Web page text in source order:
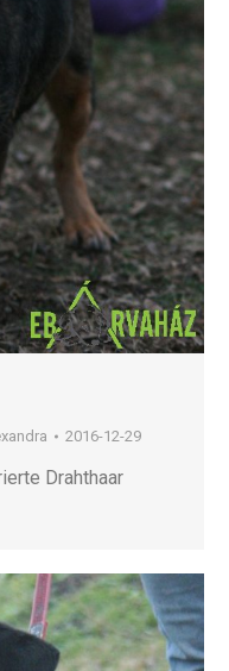
2016-12-29
Drahthaar